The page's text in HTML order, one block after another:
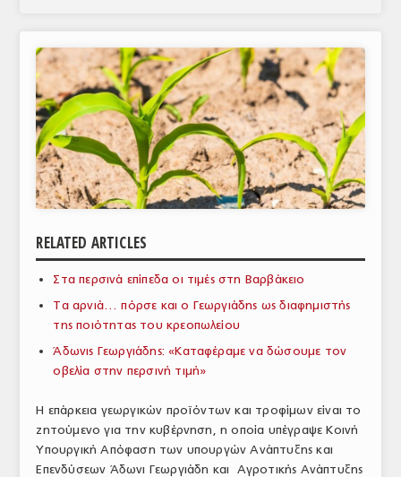
ΚΟΣΜΟΣ
ΕΙΔΗΣΕΙΣ
ΕΥΡΩΠΑΪΚΕΣ ΑΠΟΦΑΣΕΙΣ
ΘΕΜΑΤΑ
ΑΝΑΛΥΣΕΙΣ
ΣΦΑΓΕΙΑ
ΕΞΟΠΛΙΣΜΟΣ
ΥΠΗΡΕΣΙΕΣ
ΕΜΠΟΡΙΚΟΙ ΑΝΤΙΠΡΟΣΩΠΟΙ
RELATED ARTICLES
Στα περσινά επίπεδα οι τιμές στη Βαρβάκειο
Τα αρνιά… πόρσε και ο Γεωργιάδης ως διαφημιστής
της ποιότητας του κρεοπωλείου
Άδωνις Γεωργιάδης: «Καταφέραμε να δώσουμε τον
οβελία στην περσινή τιμή»
Η επάρκεια γεωργικών προϊόντων και τροφίμων είναι το
ζητούμενο για την κυβέρνηση, η οποία υπέγραψε Κοινή
Υπουργική Απόφαση των υπουργών Ανάπτυξης και
Επενδύσεων Άδωνι Γεωργιάδη και Αγροτικής Ανάπτυξης